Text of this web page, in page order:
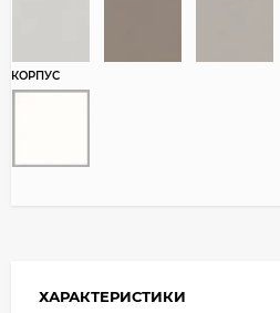
КОРПУС
ХАРАКТЕРИСТИКИ